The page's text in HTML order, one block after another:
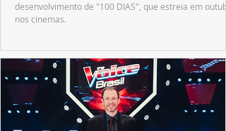
desenvolvimento de "100 DIAS", que estreia em
nos cinemas.